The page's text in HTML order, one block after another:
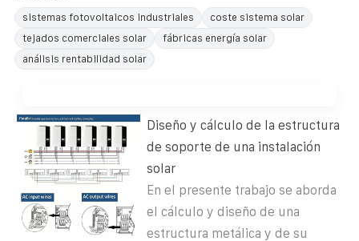
sistemas fotovoltaicos industriales
coste sistema solar
tejados comerciales solar
fábricas energía solar
análisis rentabilidad solar
Diseño y cálculo de la estructura
de soporte de una instalación
solar
En el presente trabajo se aborda
el cálculo y diseño de una
estructura metálica y de su